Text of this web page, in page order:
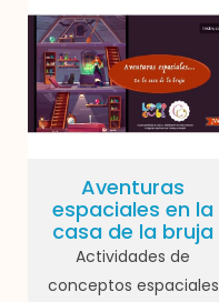
Aventuras
espaciales en la
casa de la bruja
Actividades de
conceptos espaciales